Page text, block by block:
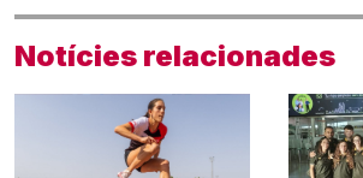
Notícies relacionades